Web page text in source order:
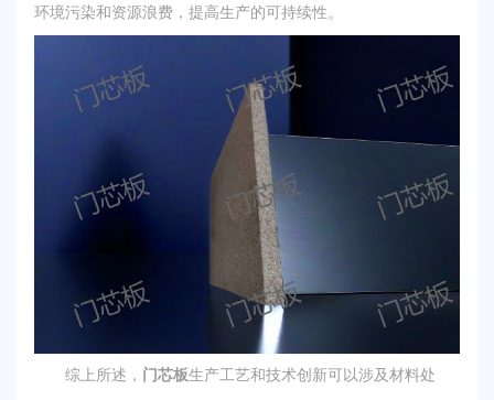
环境污染和资源浪费，提高生产的可持续性。
综上所述， 门芯板生产工艺和技术创新可以涉及材料处